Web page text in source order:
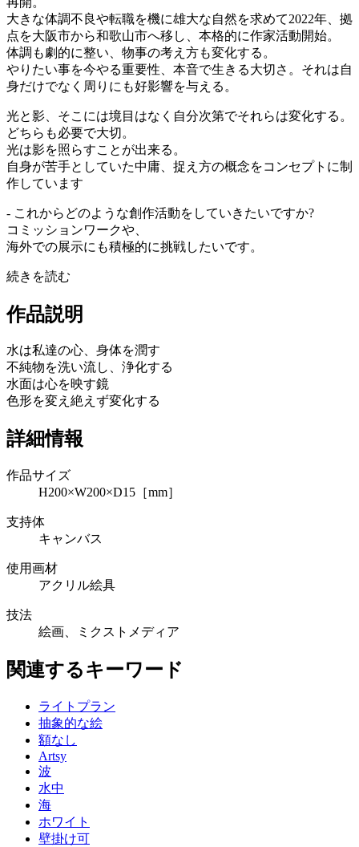
大きな体調不良や転職を機に雄大な自然を求めて2022年、拠
点を大阪市から和歌山市へ移し、本格的に作家活動開始。
体調も劇的に整い、物事の考え方も変化する。
やりたい事を今やる重要性、本音で生きる大切さ。それは自
身だけでなく周りにも好影響を与える。
光と影、そこには境目はなく自分次第でそれらは変化する。
どちらも必要で大切。
光は影を照らすことが出来る。
自身が苦手としていた中庸、捉え方の概念をコンセプトに制
作しています
- これからどのような創作活動をしていきたいですか?
コミッションワークや、
海外での展示にも積極的に挑戦したいです。
続きを読む
作品説明
水は私達の心、身体を潤す
不純物を洗い流し、浄化する
水面は心を映す鏡
色形を変え絶えず変化する
詳細情報
作品サイズ
H200×W200×D15［mm］
支持体
キャンバス
使用画材
アクリル絵具
技法
絵画、ミクストメディア
関連するキーワード
ライトプラン
抽象的な絵
額なし
Artsy
波
水中
海
ホワイト
壁掛け可